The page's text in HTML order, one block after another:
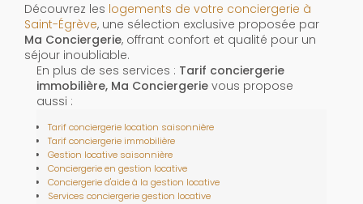
Découvrez les logements de votre conciergerie à
Saint-Égrève, une sélection exclusive proposée par
Ma Conciergerie, offrant confort et qualité pour un
séjour inoubliable.
En plus de ses services : Tarif conciergerie
immobilière, Ma Conciergerie vous propose
aussi :
Tarif conciergerie location saisonnière
Tarif conciergerie immobilière
Gestion locative saisonnière
Conciergerie en gestion locative
Conciergerie d'aide à la gestion locative
Services conciergerie gestion locative